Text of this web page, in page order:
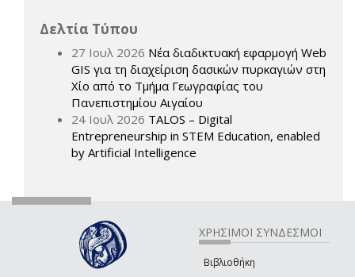
Δελτία Τύπου
27 Ιουλ 2026 Νέα διαδικτυακή εφαρμογή Web
GIS για τη διαχείριση δασικών πυρκαγιών στη
Χίο από το Τμήμα Γεωγραφίας του
Πανεπιστημίου Αιγαίου
24 Ιουλ 2026 TALOS – Digital
Entrepreneurship in STEM Education, enabled
by Artificial Intelligence
ΧΡΗΣΙΜΟΙ ΣΥΝΔΕΣΜΟΙ
Βιβλιοθήκη